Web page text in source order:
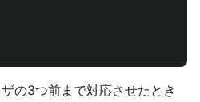
の3つ前まで対応させたとき